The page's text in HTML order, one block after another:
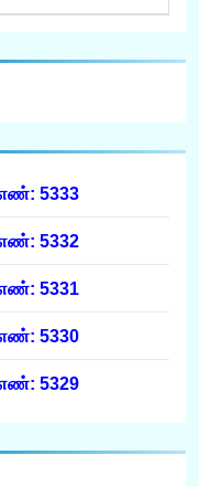
5333
5332
5331
5330
5329